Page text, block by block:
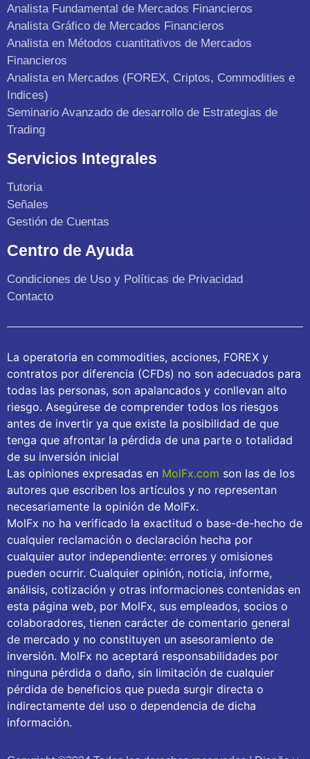
Analista Fundamental de Mercados Financieros
Analista Gráfico de Mercados Financieros
Analista en Métodos cuantitativos de Mercados
Financieros
Analista en Mercados (FOREX, Criptos, Commodities e
Indices)
Seminario Avanzado de desarrollo de Estrategias de
Trading
Servicios Integrales
Tutoria
Señales
Gestión de Cuentas
Centro de Ayuda
Condiciones de Uso y Políticas de Privacidad
Contacto
La operatoria en commodities, acciones, FOREX y
contratos por diferencia (CFDs) no son adecuados para
todas las personas, son apalancados y conllevan alto
riesgo. Asegúrese de comprender todos los riesgos
antes de invertir ya que existe la posibilidad de que
tenga que afrontar la pérdida de una parte o totalidad
de su inversión inicial
Las opiniones expresadas en MolFx.com son las de los
autores que escriben los artículos y no representan
necesariamente la opinión de MolFx.
MolFx no ha verificado la exactitud o base-de-hecho de
cualquier reclamación o declaración hecha por
cualquier autor independiente: errores y omisiones
pueden ocurrir. Cualquier opinión, noticia, informe,
análisis, cotización y otras informaciones contenidas en
esta página web, por MolFx, sus empleados, socios o
colaboradores, tienen carácter de comentario general
de mercado y no constituyen un asesoramiento de
inversión. MolFx no aceptará responsabilidades por
ninguna pérdida o daño, sin limitación de cualquier
pérdida de beneficios que pueda surgir directa o
indirectamente del uso o dependencia de dicha
información.